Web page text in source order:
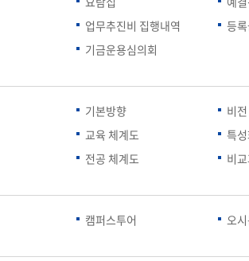
기금운용심의회 회의록
전공 체계도 비교과 교육체계
통학버스 안내
통학버스 운행안내
재입학
CHARM인증제
해외프로그램
자기설계 해외배낭연수
업무추진비 집행내역
등
기금운용심의회
기본방향 비
교육 체계도
특
전공 체계도
비
캠퍼스투어 오